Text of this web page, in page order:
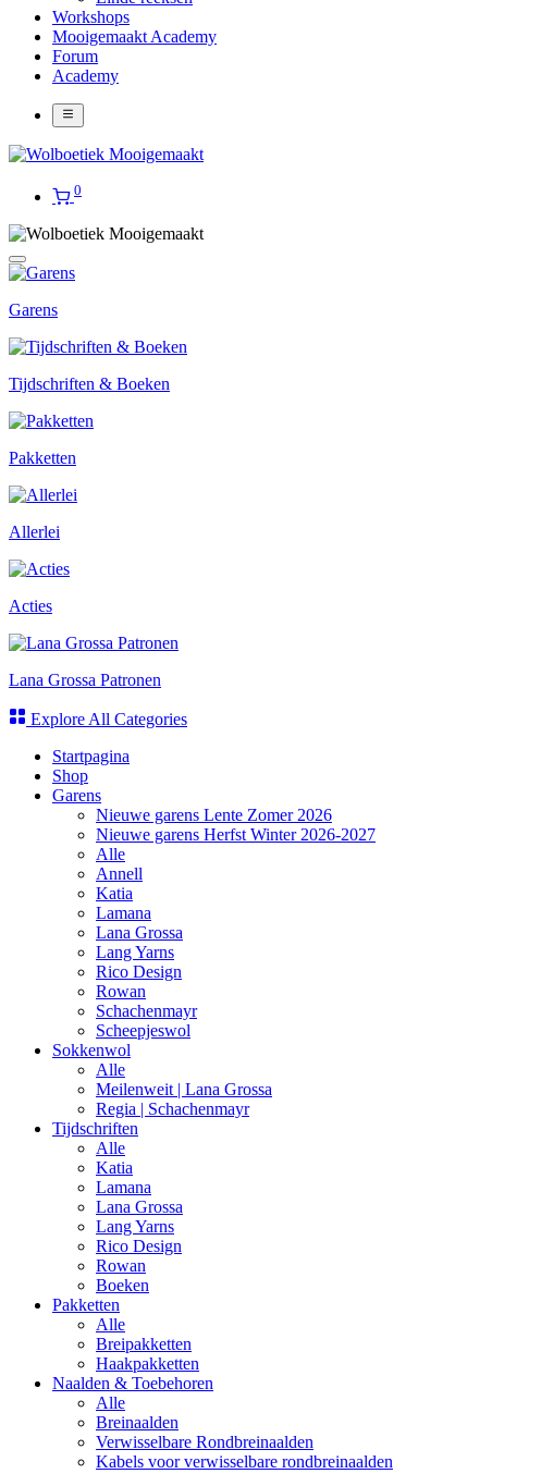
Workshops
Mooigemaakt Academy
Forum
Academy
0
Garens
Tijdschriften & Boeken
Pakketten
Allerlei
Acties
Lana Grossa Patronen
Explore All Categories
Startpagina
Shop
Garens
Nieuwe garens Lente Zomer 2026
Nieuwe garens Herfst Winter 2026-2027
Alle
Annell
Katia
Lamana
Lana Grossa
Lang Yarns
Rico Design
Rowan
Schachenmayr
Scheepjeswol
Sokkenwol
Alle
Meilenweit | Lana Grossa
Regia | Schachenmayr
Tijdschriften
Alle
Katia
Lamana
Lana Grossa
Lang Yarns
Rico Design
Rowan
Boeken
Pakketten
Alle
Breipakketten
Haakpakketten
Naalden & Toebehoren
Alle
Breinaalden
Verwisselbare Rondbreinaalden
Kabels voor verwisselbare rondbreinaalden